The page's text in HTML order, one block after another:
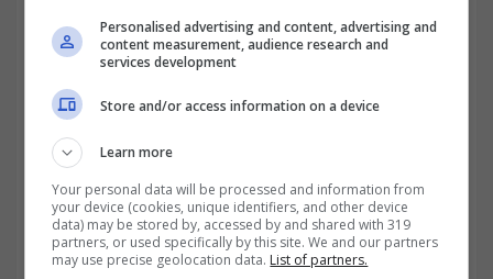
Il funzionamento del sussidio è molto
Personalised advertising and content, advertising and
content measurement, audience research and
services development
Store and/or access information on a device
Learn more
Your personal data will be processed and information from
your device (cookies, unique identifiers, and other device
data) may be stored by, accessed by and shared with 319
partners, or used specifically by this site. We and our partners
may use precise geolocation data. List of partners.